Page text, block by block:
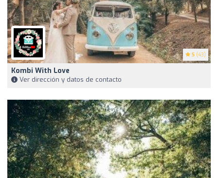
5 (43)
Kombi With Love
Ver dirección y datos de contacto